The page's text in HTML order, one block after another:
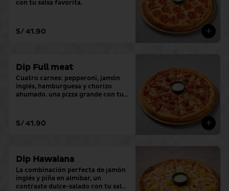
con tu salsa favorita.
S/ 41.90
Dip Full meat
Cuatro carnes: pepperoni, jamón
inglés, hamburguesa y chorizo
ahumado. una pizza grande con tu
S/ 41.90
Dip Hawaiana
La combinación perfecta de jamón
inglés y piña en almíbar, un
contraste dulce-salado con tu salsa